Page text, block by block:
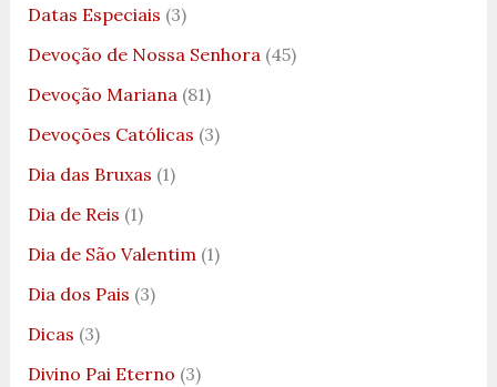
Datas Especiais (3)
Devoção de Nossa Senhora (45)
Devoção Mariana (81)
Devoções Católicas (3)
Dia das Bruxas (1)
Dia de Reis (1)
Dia de São Valentim (1)
Dia dos Pais (3)
Dicas (3)
Divino Pai Eterno (3)